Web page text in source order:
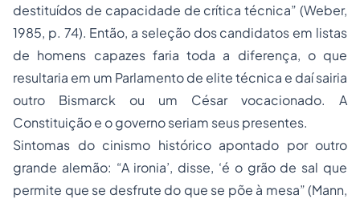
destituídos de capacidade de crítica técnica” (Weber,
1985, p. 74). Então, a seleção dos candidatos em listas
de homens capazes faria toda a diferença, o que
resultaria em um Parlamento de elite técnica e daí sairia
outro Bismarck ou um César vocacionado. A
Constituição e o governo seriam seus presentes.
Sintomas do cinismo histórico apontado por outro
grande alemão: “A ironia’, disse, ‘é o grão de sal que
permite que se desfrute do que se põe à mesa” (Mann,